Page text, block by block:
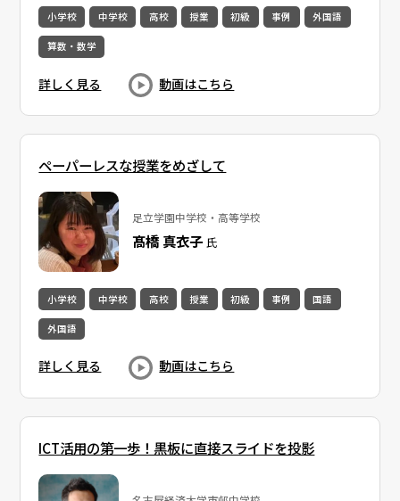
小学校 中学校 高校 授業 初級 事例 外国語
算数・数学
詳しく見る 動画はこちら
ペーパーレスな授業をめざして
足立学園中学校・高等学校
髙橋 真衣子 氏
小学校 中学校 高校 授業 初級 事例 国語
外国語
詳しく見る 動画はこちら
ICT活用の第一歩！黒板に直接スライドを投影